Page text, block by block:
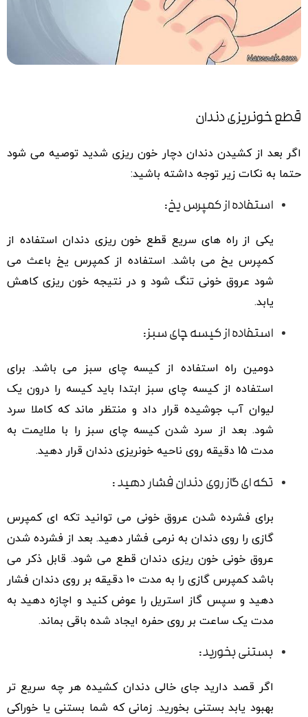
قطع خونریزی دندان
اگر بعد از کشیدن دندان دچار خون ریزی شدید توصیه می شود
حتما به نکات زیر توجه داشته باشید:
استفاده از کمپرس یخ:
یکی از راه های سریع قطع خون ریزی دندان استفاده از
کمپرس یخ می باشد. استفاده از کمپرس یخ باعث می
شود عروق خونی تنگ شود و در نتیجه خون ریزی کاهش
یابد.
استفاده از کیسه چای سبز:
دومین راه استفاده از کیسه چای سبز می باشد. برای
استفاده از کیسه چای سبز ابتدا باید کیسه را درون یک
لیوان آب جوشیده قرار داد و منتظر ماند که کاملا سرد
شود. بعد از سرد شدن کیسه چای سبز را با ملایمت به
مدت 15 دقیقه روی ناحیه خونریزی دندان قرار دهید.
تکه ‌ای گاز روی دندان فشار دهید :
برای فشرده شدن عروق خونی می توانید تکه ای کمپرس
گازی را روی دندان به نرمی فشار دهید. بعد از فشرده شدن
عروق خونی خون ریزی دندان قطع می شود. قابل ذکر می
باشد کمپرس گازی را به مدت 10 دقیقه بر روی دندان فشار
دهید و سپس گاز استریل را عوض کنید و اچازه دهید به
مدت یک ساعت بر روی حفره ایجاد شده باقی بماند.
بستنی بخورید:
اگر قصد دارید جای خالی دندان کشیده هر چه سریع تر
بهبود یابد بستنی بخورید. زمانی که شما بستنی یا خوراکی